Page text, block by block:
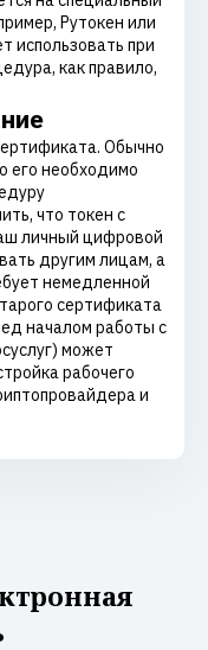
Рутокен или
использовать при
как правило,
Обычно
его необходимо
что токен с
личный цифровой
другим лицам, а
немедленной
сертификата
началом работы с
может
рабочего
и